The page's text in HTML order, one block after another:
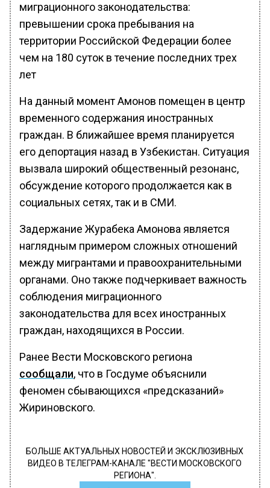
миграционного законодательства:
превышении срока пребывания на
территории Российской Федерации более
чем на 180 суток в течение последних трех
лет
На данный момент Амонов помещен в центр
временного содержания иностранных
граждан. В ближайшее время планируется
его депортация назад в Узбекистан. Ситуация
вызвала широкий общественный резонанс,
обсуждение которого продолжается как в
социальных сетях, так и в СМИ.
Задержание Журабека Амонова является
наглядным примером сложных отношений
между мигрантами и правоохранительными
органами. Оно также подчеркивает важность
соблюдения миграционного
законодательства для всех иностранных
граждан, находящихся в России.
Ранее Вести Московского региона
сообщали, что в Госдуме объяснили
феномен сбывающихся «предсказаний»
Жириновского.
БОЛЬШЕ АКТУАЛЬНЫХ НОВОСТЕЙ И ЭКСКЛЮЗИВНЫХ
ВИДЕО В ТЕЛЕГРАМ-КАНАЛЕ "ВЕСТИ МОСКОВСКОГО
РЕГИОНА".